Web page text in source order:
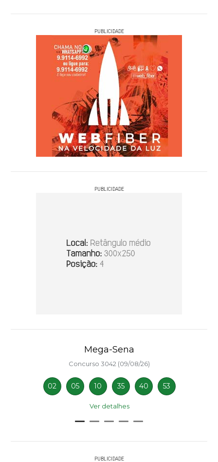
PUBLICIDADE
PUBLICIDADE
Mega-Sena
Concurso 3042 (09/08/26)
02 05 10 35 40 53
Ver detalhes
PUBLICIDADE